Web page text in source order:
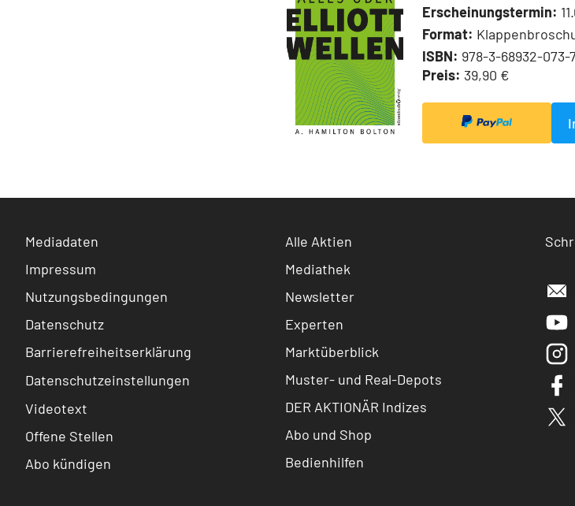
Erscheinungstermin:
Format:
ISBN: 978-3-68932-073-
Preis: 39,90 €
Mediadaten
Impressum
Nutzungsbedingungen
Datenschutz
Barrierefreiheitserklärung
Datenschutzeinstellungen
Videotext
Offene Stellen
Abo kündigen
Alle Aktien
Mediathek
Newsletter
Experten
Marktüberblick
Muster- und Real-Depots
DER AKTIONÄR Indizes
Abo und Shop
Bedienhilfen